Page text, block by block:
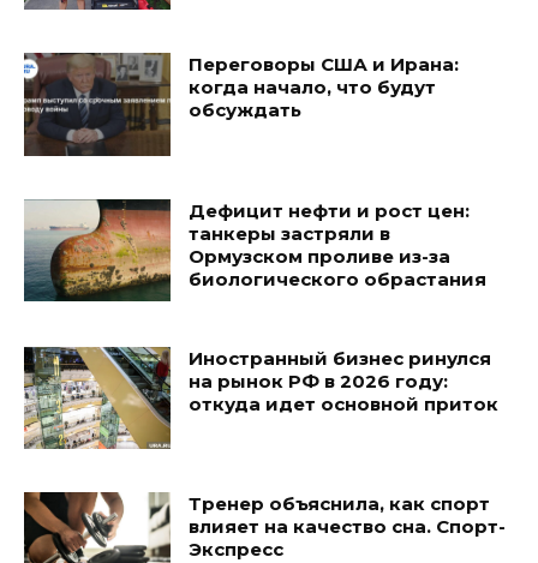
Переговоры США и Ирана:
когда начало, что будут
обсуждать
Дефицит нефти и рост цен:
танкеры застряли в
Ормузском проливе из-за
биологического обрастания
Иностранный бизнес ринулся
на рынок РФ в 2026 году:
откуда идет основной приток
Тренер объяснила, как спорт
влияет на качество сна. Спорт-
Экспресс